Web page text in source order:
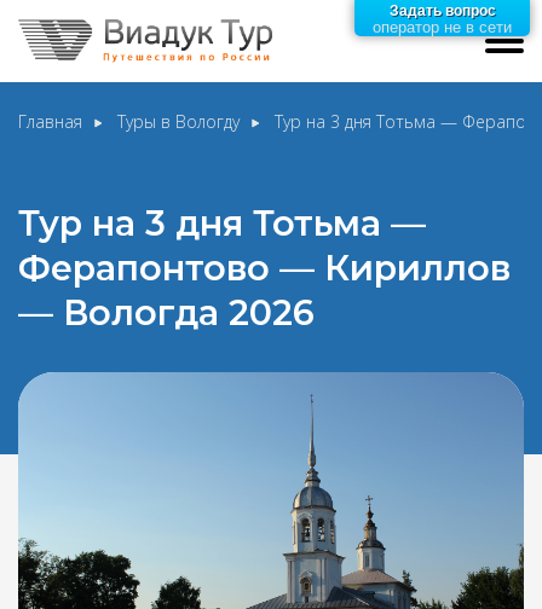
Главная Туры в Вологду Тур на 3 дня Тотьма —
Тур на 3 дня Тотьма —
Ферапонтово — Кириллов
— Вологда 2026
Задать вопрос
оператор не в сети